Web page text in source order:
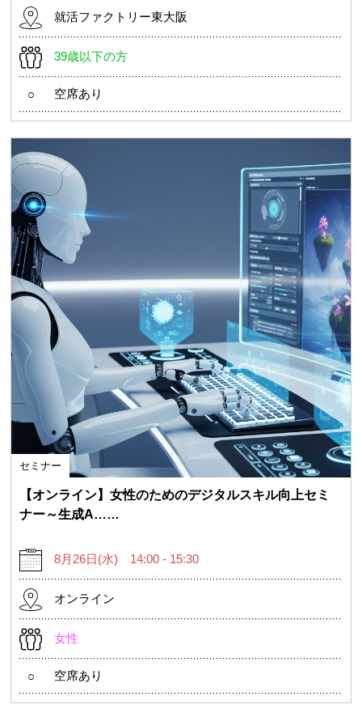
就活ファクトリー東大阪
39歳以下の方
○ 空席あり
セミナー
【オンライン】女性のためのデジタルスキル向上セミ
ナー～生成A……
8月26日(水) 14:00 - 15:30
オンライン
女性
○ 空席あり